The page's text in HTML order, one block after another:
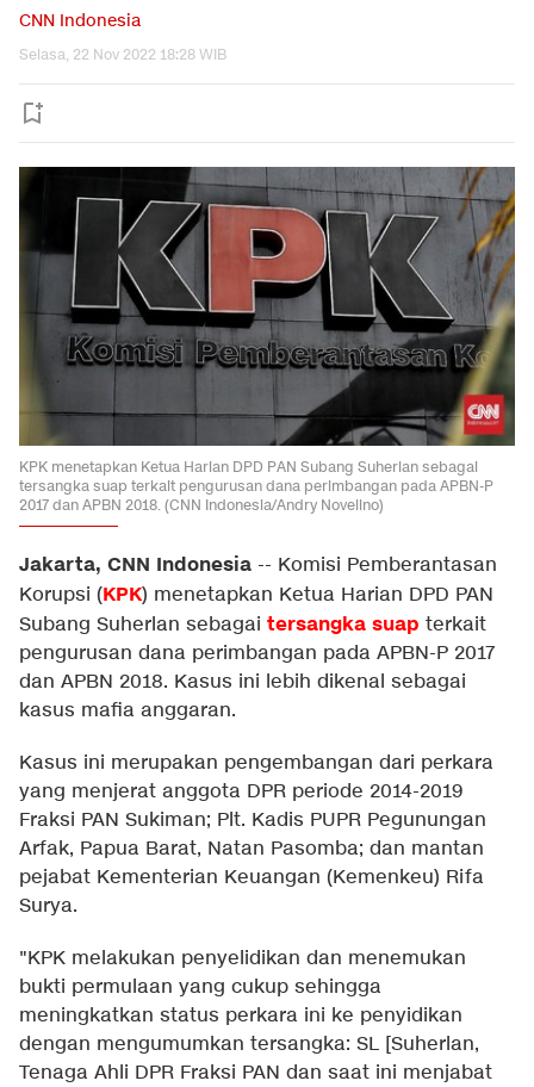
CNN Indonesia
Selasa, 22 Nov 2022 18:28 WIB
KPK menetapkan Ketua Harian DPD PAN Subang Suherlan sebagai
tersangka suap terkait pengurusan dana perimbangan pada APBN-P
2017 dan APBN 2018. (CNN Indonesia/Andry Novelino)
Jakarta, CNN Indonesia -- Komisi Pemberantasan
Korupsi (KPK) menetapkan Ketua Harian DPD PAN
Subang Suherlan sebagai tersangka suap terkait
pengurusan dana perimbangan pada APBN-P 2017
dan APBN 2018. Kasus ini lebih dikenal sebagai
kasus mafia anggaran.
Kasus ini merupakan pengembangan dari perkara
yang menjerat anggota DPR periode 2014-2019
Fraksi PAN Sukiman; Plt. Kadis PUPR Pegunungan
Arfak, Papua Barat, Natan Pasomba; dan mantan
pejabat Kementerian Keuangan (Kemenkeu) Rifa
Surya.
"KPK melakukan penyelidikan dan menemukan
bukti permulaan yang cukup sehingga
meningkatkan status perkara ini ke penyidikan
dengan mengumumkan tersangka: SL [Suherlan,
Tenaga Ahli DPR Fraksi PAN dan saat ini menjabat